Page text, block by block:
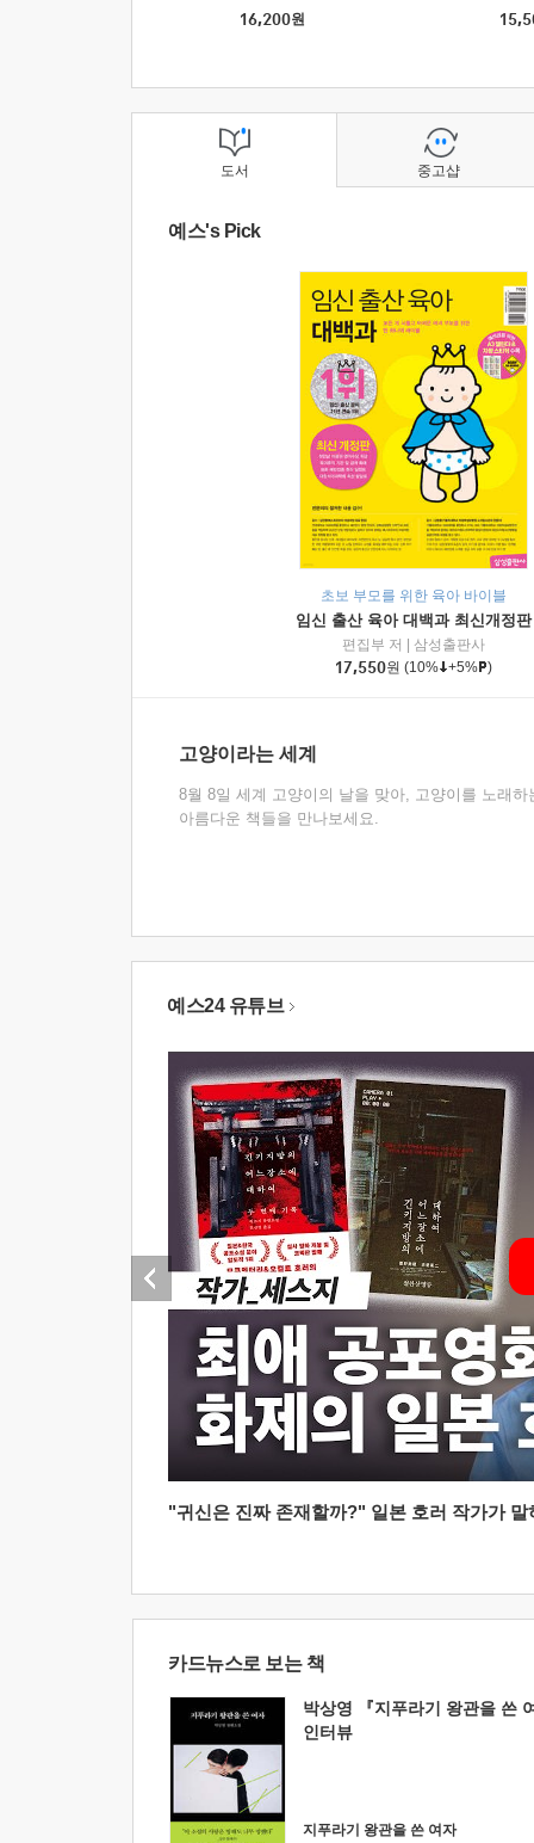
16,200원
도서
예스's Pick
초보 부모를 위한 육아 바이블
임신 출산 육아 대백과 최신개정판
편집부 저
삼성출판사
17,550원 (10% +5% )
고양이라는 세계
8월 8일 세계 고양이의 날을 맞아, 고양이를 노래하
아름다운 책들을 만나보세요.
중고샵
예스24 유튜브
"귀신은 진짜 존재할까?" 일본 호러 작가가
카드뉴스로 보는 책
박상영 『지푸라기 왕관을 쓴
인터뷰
지푸라기 왕관을 쓴 여자